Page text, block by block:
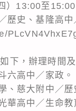
）13:00至15:00
歷史、基隆高中
下，辦理時間
六高中／家政。
、慈大附中／歷
華高中／生命教